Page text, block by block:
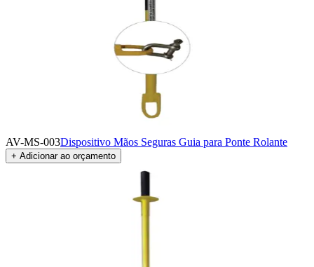
AV-MS-003Dispositivo Mãos Seguras Guia para Ponte Rolante
+ Adicionar ao orçamento